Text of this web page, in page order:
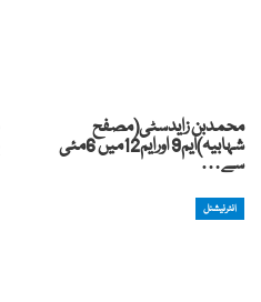
محمدبن زایدسٹی(مصفح
شہابیہ)ایم9 اورایم12میں 6مئی
سے…
انٹرنیشنل